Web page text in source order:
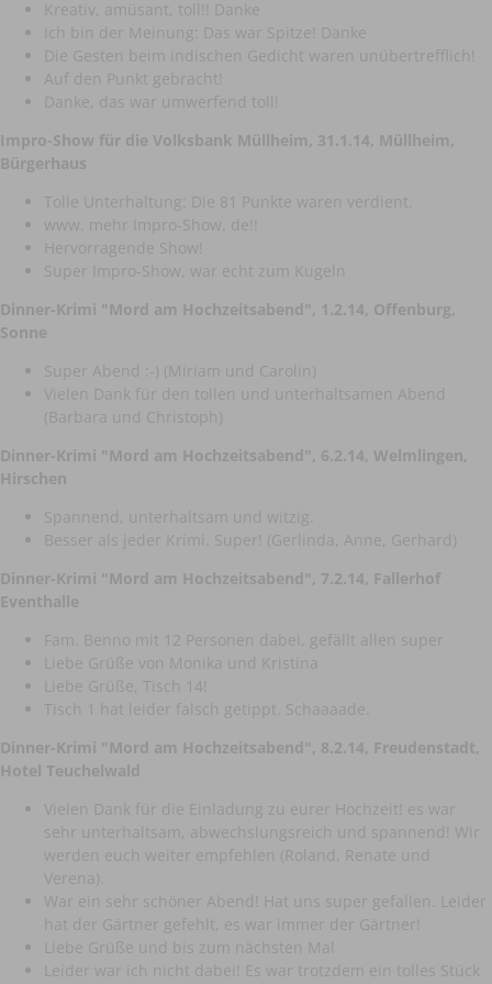
Kreativ, amüsant, toll!! Danke
Ich bin der Meinung: Das war Spitze! Danke
Die Gesten beim indischen Gedicht waren unübertrefflich!
Auf den Punkt gebracht!
Danke, das war umwerfend toll!
Impro-Show für die Volksbank Müllheim, 31.1.14, Müllheim,
Bürgerhaus
Tolle Unterhaltung: Die 81 Punkte waren verdient.
www. mehr Impro-Show. de!!
Hervorragende Show!
Super Impro-Show, war echt zum Kugeln
Dinner-Krimi "Mord am Hochzeitsabend", 1.2.14, Offenburg,
Sonne
Super Abend :-) (Miriam und Carolin)
Vielen Dank für den tollen und unterhaltsamen Abend
(Barbara und Christoph)
Dinner-Krimi "Mord am Hochzeitsabend", 6.2.14, Welmlingen,
Hirschen
Spannend, unterhaltsam und witzig.
Besser als jeder Krimi. Super! (Gerlinda, Anne, Gerhard)
Dinner-Krimi "Mord am Hochzeitsabend", 7.2.14, Fallerhof
Eventhalle
Fam. Benno mit 12 Personen dabei, gefällt allen super
Liebe Grüße von Monika und Kristina
Liebe Grüße, Tisch 14!
Tisch 1 hat leider falsch getippt. Schaaaade.
Dinner-Krimi "Mord am Hochzeitsabend", 8.2.14, Freudenstadt,
Hotel Teuchelwald
Vielen Dank für die Einladung zu eurer Hochzeit! es war
sehr unterhaltsam, abwechslungsreich und spannend! Wir
werden euch weiter empfehlen (Roland, Renate und
Verena).
War ein sehr schöner Abend! Hat uns super gefallen. Leider
hat der Gärtner gefehlt, es war immer der Gärtner!
Liebe Grüße und bis zum nächsten Mal
Leider war ich nicht dabei! Es war trotzdem ein tolles Stück